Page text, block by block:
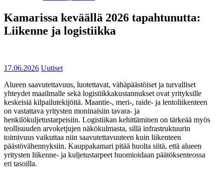
Kamarissa keväällä 2026 tapahtunutta:
Liikenne ja logistiikka
17.06.2026 Uutiset
Alueen saavutettavuus, luotettavat, vähäpäästöiset ja turvalliset
yhteydet maailmalle sekä logistiikkakustannukset ovat yrityksille
keskeisiä kilpailutekijöitä. Maantie-, meri-, raide- ja lentoliikenteen
on vastattava yritysten moninaisiin tavara- ja
henkilökuljetustarpeisiin. Logistiikan kehittäminen on tärkeää myös
teollisuuden arvoketjujen näkökulmasta, sillä infrastruktuurin
toimivuus vaikuttaa niin saavutettavuuteen kuin liikenteen
päästövähennyksiin. Kauppakamari pitää huolta siitä, että alueen
yritysten liikenne- ja kuljetustarpeet huomioidaan päätöksenteossa
eri tasoilla.